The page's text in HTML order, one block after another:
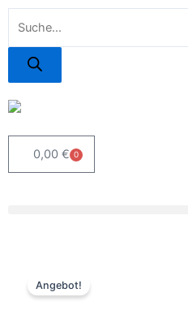
Zum
Inhalt
springen
search
0,00 € 0
Warenkorb
Angebot!